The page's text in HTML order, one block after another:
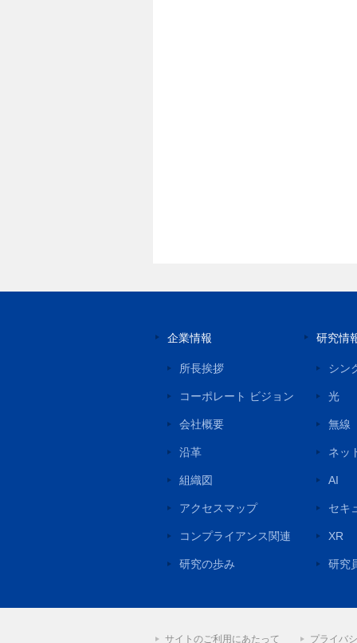
企業情報
所長挨拶
コーポレート ビジョン
会社概要
沿革
組織図
アクセスマップ
コンプライアンス関連
研究の歩み
研究情
シン
光
無線
ネッ
AI
セキ
XR
研究
サイトのご利用にあたって プライバ